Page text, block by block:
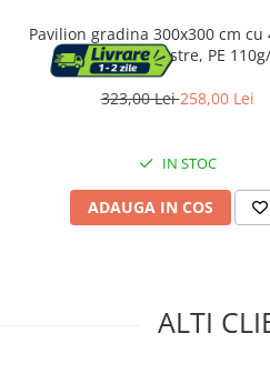
Pavilion gradina 300x300 cm cu
laterali cu ferestre, PE
impermeabil, cadru otel,
323,00 Lei258,00 Lei
IN STOC
ADAUGA IN COS
ALTI